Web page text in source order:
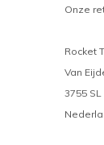
Onze
Rocket
Van
3755